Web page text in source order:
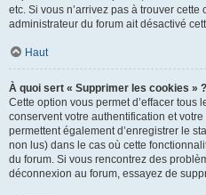
etc. Si vous n’arrivez pas à trouver cette
administrateur du forum ait désactivé
Haut
À quoi sert « Supprimer les cookies » ?
Cette option vous permet d’effacer tous
conservent votre authentification et
permettent également d’enregistrer le
non lus) dans le cas où cette
du forum. Si vous rencontrez des
déconnexion au forum, essayez de